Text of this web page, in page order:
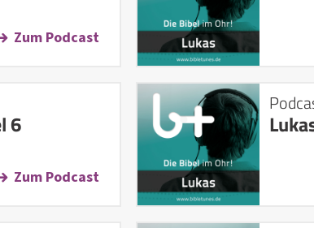
Zum Podcast
6
Zum Podcast